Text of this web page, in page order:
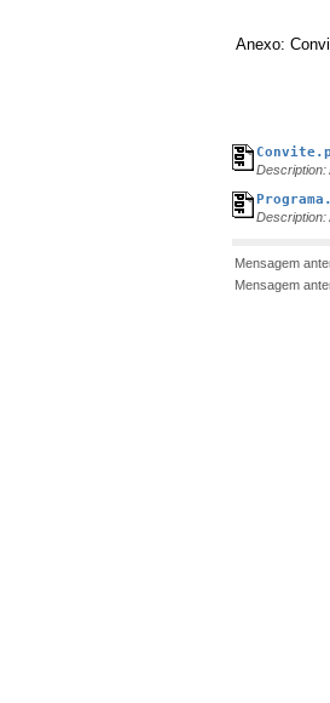
Anexo:
Description:
Description:
Mensagem
Mensagem